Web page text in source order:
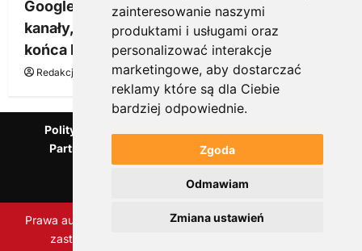
zainteresowanie naszymi
produktami i usługami oraz
personalizować interakcje
marketingowe, aby dostarczać
reklamy które są dla Ciebie
bardziej odpowiednie.
Zgoda
Odmawiam
Zmiana ustawień
Google Ads, SEO i analityka – jak połączyć
kanały, żeby reklama pracowała dłużej niż do
końca budżetu
Redakcja KnowMore.pl 20 marca, 2026 0
Polityka Prywatności
Partnerzy Mentora.pl
Słownik marketingowy
Blog o przedsiębiorczości
Agencja marketingowa Scorise
Prawa autorskie Scorise Agency Sp. z o.o. Wszelkie prawa
zastrzeżone.